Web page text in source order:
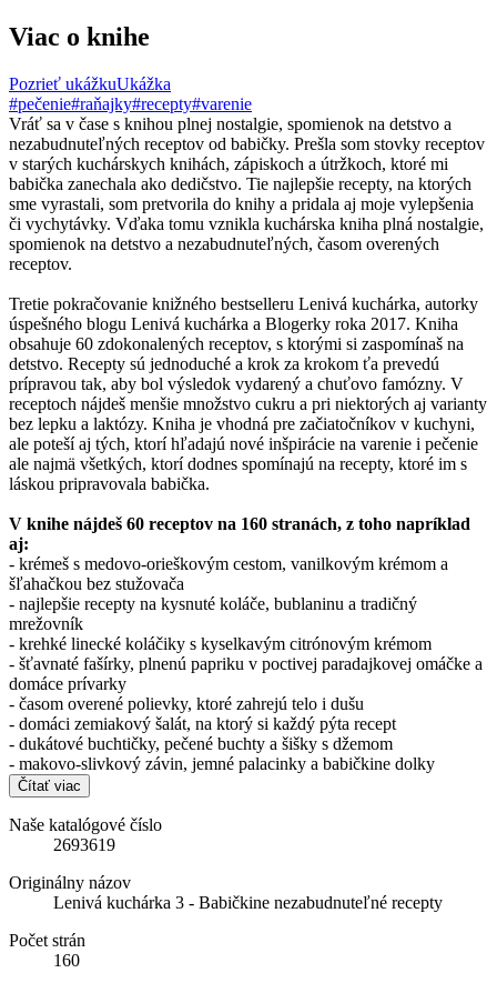
Viac o knihe
Pozrieť ukážkuUkážka
#pečenie#raňajky#recepty#varenie
Vráť sa v čase s knihou plnej nostalgie, spomienok na detstvo a
nezabudnuteľných receptov od babičky. Prešla som stovky receptov
v starých kuchárskych knihách, zápiskoch a útržkoch, ktoré mi
babička zanechala ako dedičstvo. Tie najlepšie recepty, na ktorých
sme vyrastali, som pretvorila do knihy a pridala aj moje vylepšenia
či vychytávky. Vďaka tomu vznikla kuchárska kniha plná nostalgie,
spomienok na detstvo a nezabudnuteľných, časom overených
receptov.
Tretie pokračovanie knižného bestselleru Lenivá kuchárka, autorky
úspešného blogu Lenivá kuchárka a Blogerky roka 2017. Kniha
obsahuje 60 zdokonalených receptov, s ktorými si zaspomínaš na
detstvo. Recepty sú jednoduché a krok za krokom ťa prevedú
prípravou tak, aby bol výsledok vydarený a chuťovo famózny. V
receptoch nájdeš menšie množstvo cukru a pri niektorých aj varianty
bez lepku a laktózy. Kniha je vhodná pre začiatočníkov v kuchyni,
ale poteší aj tých, ktorí hľadajú nové inšpirácie na varenie i pečenie
ale najmä všetkých, ktorí dodnes spomínajú na recepty, ktoré im s
láskou pripravovala babička.
V knihe nájdeš 60 receptov na 160 stranách, z toho napríklad
aj:
- krémeš s medovo-orieškovým cestom, vanilkovým krémom a
šľahačkou bez stužovača
- najlepšie recepty na kysnuté koláče, bublaninu a tradičný
mrežovník
- krehké linecké koláčiky s kyselkavým citrónovým krémom
- šťavnaté fašírky, plnenú papriku v poctivej paradajkovej omáčke a
domáce prívarky
- časom overené polievky, ktoré zahrejú telo i dušu
- domáci zemiakový šalát, na ktorý si každý pýta recept
- dukátové buchtičky, pečené buchty a šišky s džemom
- makovo-slivkový závin, jemné palacinky a babičkine dolky
Čítať viac
Naše katalógové číslo
2693619
Originálny názov
Lenivá kuchárka 3 - Babičkine nezabudnuteľné recepty
Počet strán
160